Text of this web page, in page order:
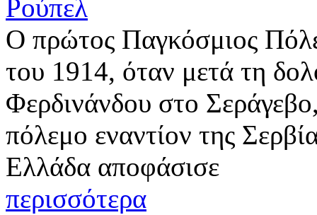
Ο πρώτος Παγκόσμιος
του 1914, όταν μετά τη
Φερδινάνδου στο
πόλεμο εναντίον της
Ελλάδα αποφάσισε
περισσότερα